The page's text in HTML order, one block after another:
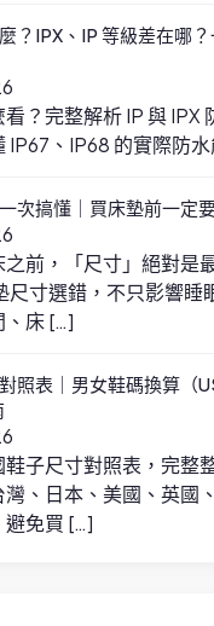
？IPX、IP 等級差在哪
？完整解析 IP 與 IPX
IP67、IP68 的實際防
次搞懂｜買床墊前一定
前，「尺寸」絕對是
尺寸選錯，不只影響睡
、床 […]
照表｜男女鞋碼換算（
子尺寸對照表，完整
、日本、美國、英國
避免買 […]